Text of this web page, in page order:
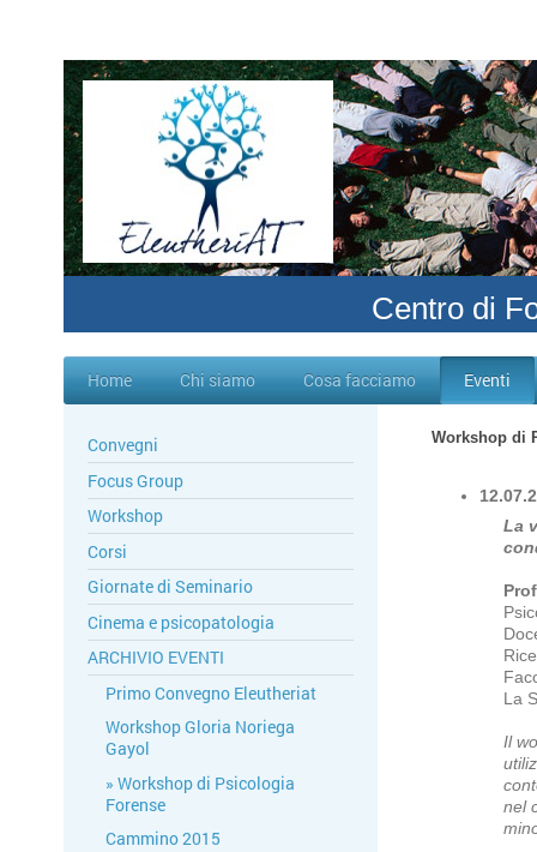
Centro di
Home Chi siamo Cosa facciamo Eventi
Workshop di
La
La
Il
nel
Convegni
Focus Group
Workshop
Corsi
Giornate di Seminario
Cinema e psicopatologia
ARCHIVIO EVENTI
Primo Convegno Eleutheriat
Workshop Gloria Noriega
Gayol
Workshop di Psicologia
Forense
Cammino 2015